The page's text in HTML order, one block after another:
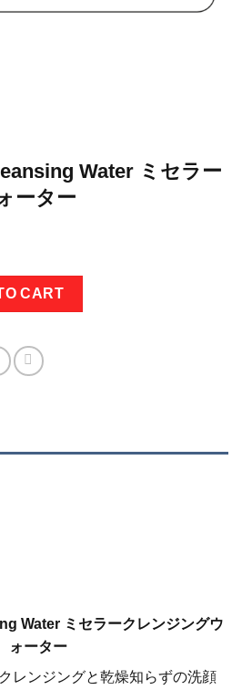
Water ミセラー
ーター
ミセラークレンジングウォーター
CART
Water ミセラークレンジングウ
ォーター
レンジングと乾燥知らずの洗顔